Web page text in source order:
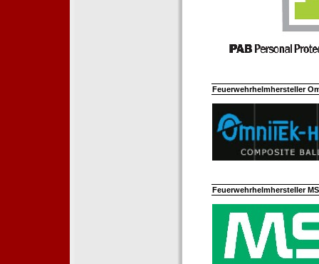
Feuerwehrhelmhersteller
Feuerwehrhelmhersteller